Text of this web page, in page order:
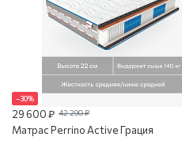
–30%
29 600 ₽ 42 290 ₽
Матрас Perrino Active Грация